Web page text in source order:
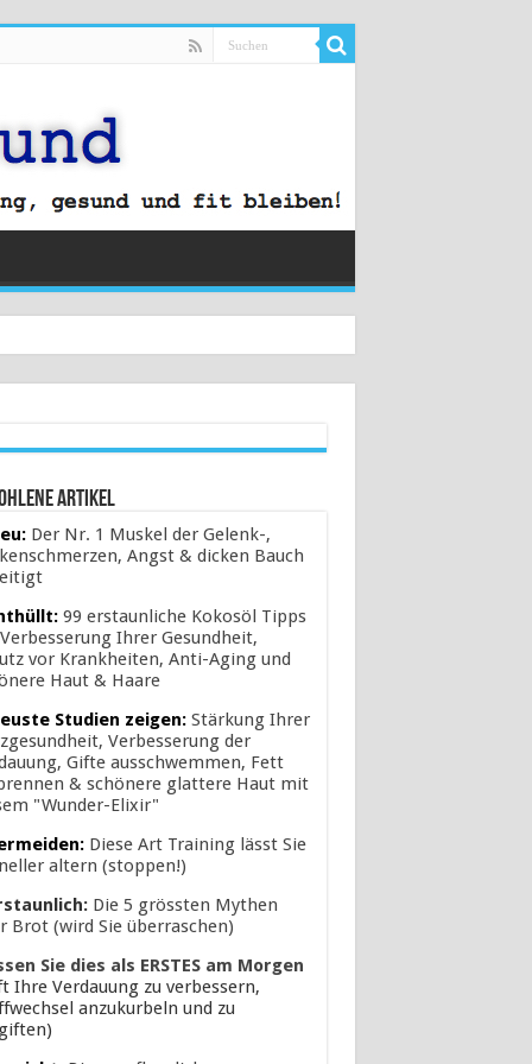
Artikel
Der Nr. 1 Muskel der Gelenk-,
Angst & dicken Bauch
99 erstaunliche Kokosöl Tipps
Ihrer Gesundheit,
vor Krankheiten, Anti-Aging und
Haut & Haare
Studien zeigen: Stärkung Ihrer
Verbesserung der
Gifte ausschwemmen, Fett
& schönere glattere Haut mit
"Wunder-Elixir"
Diese Art Training lässt Sie
altern (stoppen!)
Die 5 grössten Mythen
Brot (wird Sie überraschen)
Sie dies als ERSTES am Morgen
Ihre Verdauung zu verbessern,
anzukurbeln und zu